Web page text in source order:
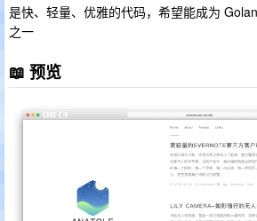
是快、轻量、优雅的代码，希望能成为
之一
📖 预览